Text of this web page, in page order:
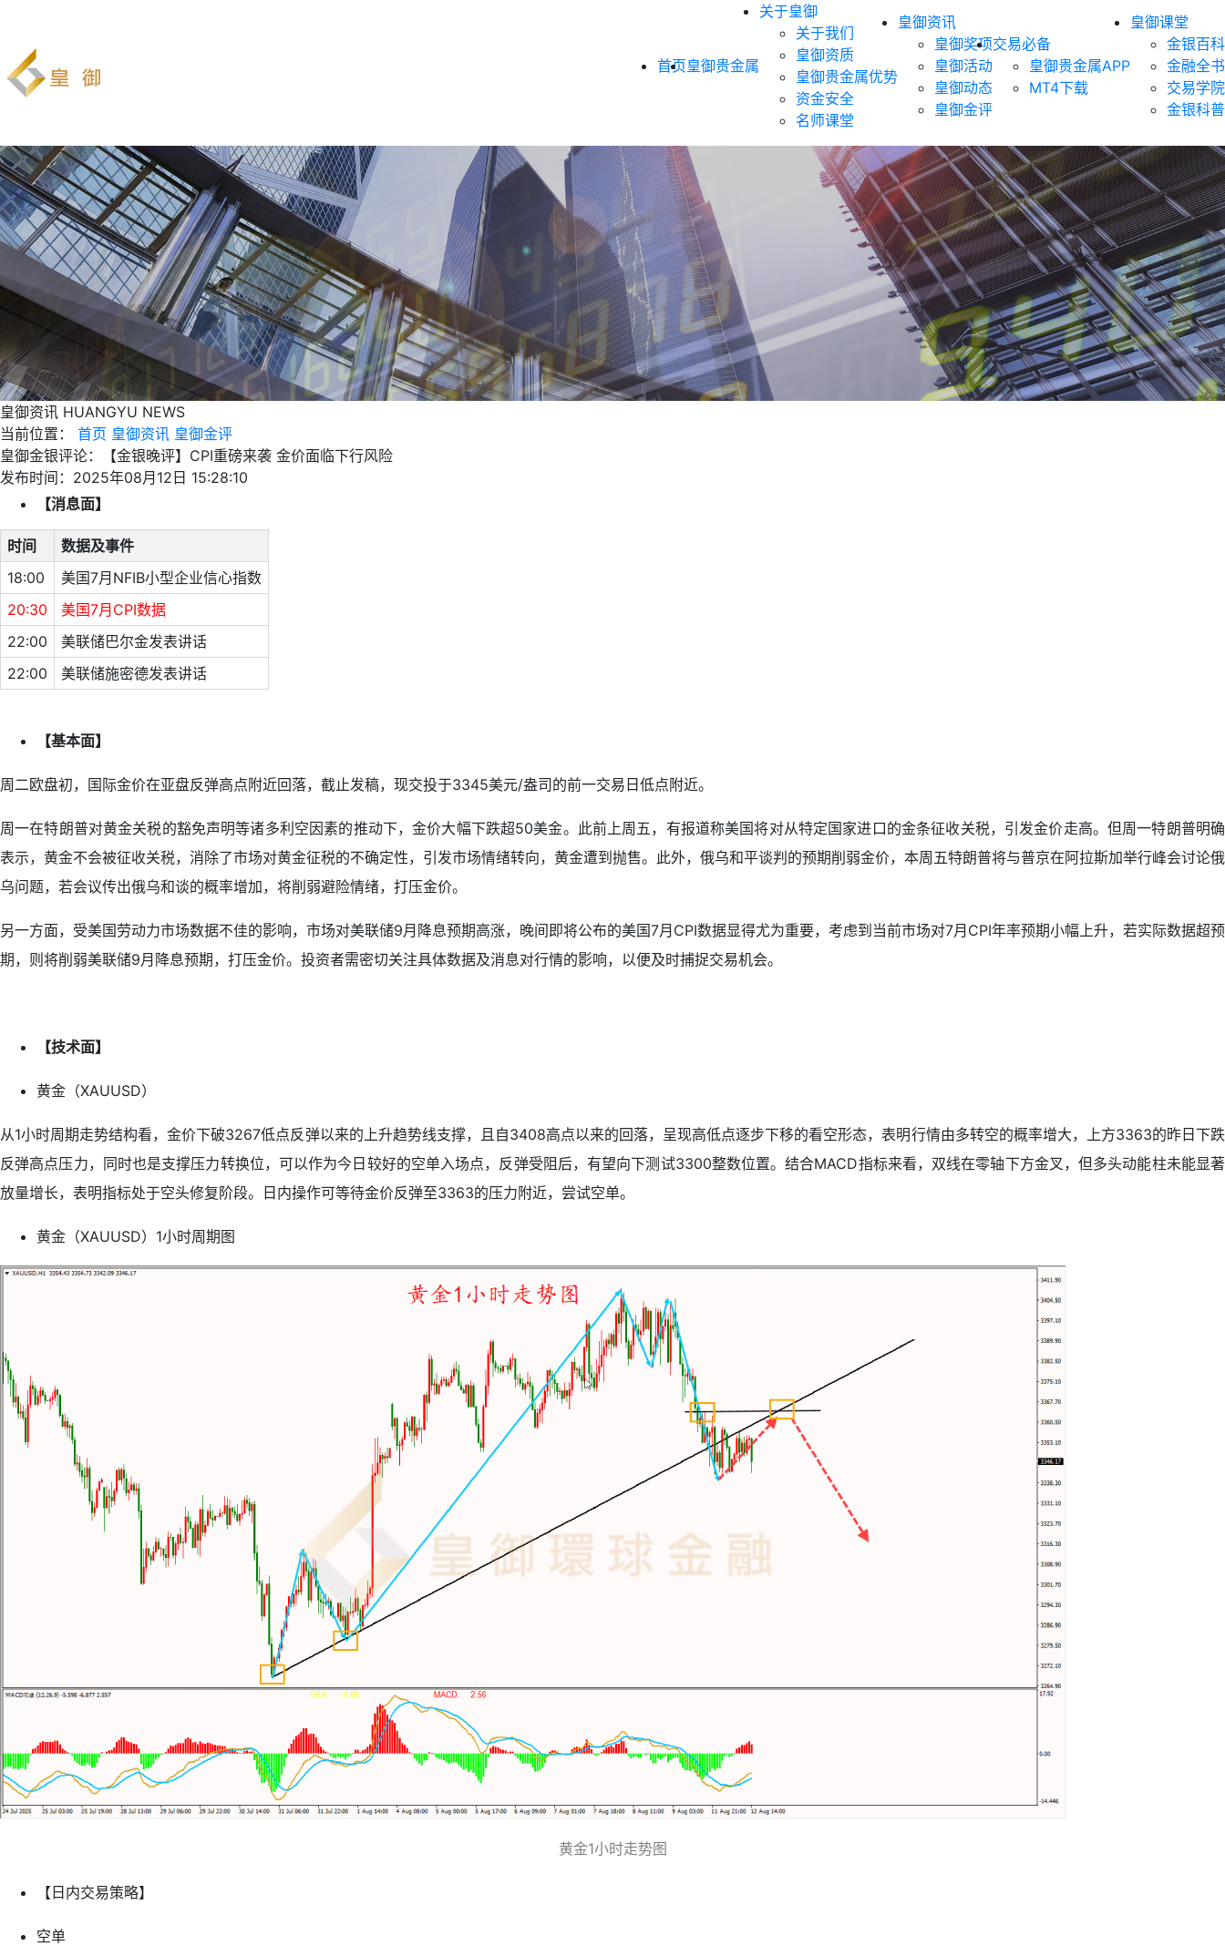
首页皇御贵金属
关于皇御
关于我们
皇御资质
皇御贵金属优势
资金安全
名师课堂
皇御资讯
皇御奖项
皇御活动
皇御动态
皇御金评
交易必备
皇御贵金属APP
MT4下载
皇御课堂
金银百科
金融全书
交易学院
金银科普
皇御资讯 HUANGYU NEWS
当前位置：
首页 皇御资讯 皇御金评
皇御金银评论：【金银晚评】CPI重磅来袭 金价面临下行风险
发布时间：2025年08月12日 15:28:10
【消息面】
时间
数据及事件
18:00
美国7月NFIB小型企业信心指数
20:30
美国7月CPI数据
22:00
美联储巴尔金发表讲话
22:00
美联储施密德发表讲话
【基本面】
周二欧盘初，国际金价在亚盘反弹高点附近回落，截止发稿，现交投于3345美元/盎司的前一交易日低点附近。
周一在特朗普对黄金关税的豁免声明等诸多利空因素的推动下，金价大幅下跌超50美金。此前上周五，有报道称美国将对从特定国家进口的金条征收关税，引发金价走高。但周一特朗普明确
表示，黄金不会被征收关税，消除了市场对黄金征税的不确定性，引发市场情绪转向，黄金遭到抛售。此外，俄乌和平谈判的预期削弱金价，本周五特朗普将与普京在阿拉斯加举行峰会讨论俄
乌问题，若会议传出俄乌和谈的概率增加，将削弱避险情绪，打压金价。
另一方面，受美国劳动力市场数据不佳的影响，市场对美联储9月降息预期高涨，晚间即将公布的美国7月CPI数据显得尤为重要，考虑到当前市场对7月CPI年率预期小幅上升，若实际数据超预
期，则将削弱美联储9月降息预期，打压金价。投资者需密切关注具体数据及消息对行情的影响，以便及时捕捉交易机会。
【技术面】
黄金（XAUUSD）
从1小时周期走势结构看，金价下破3267低点反弹以来的上升趋势线支撑，且自3408高点以来的回落，呈现高低点逐步下移的看空形态，表明行情由多转空的概率增大，上方3363的昨日下跌
反弹高点压力，同时也是支撑压力转换位，可以作为今日较好的空单入场点，反弹受阻后，有望向下测试3300整数位置。结合MACD指标来看，双线在零轴下方金叉，但多头动能柱未能显著
放量增长，表明指标处于空头修复阶段。日内操作可等待金价反弹至3363的压力附近，尝试空单。
黄金（XAUUSD）1小时周期图
黄金1小时走势图
【日内交易策略】
空单